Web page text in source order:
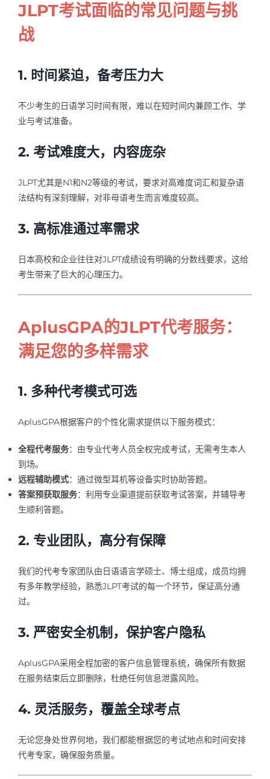
JLPT考试面临的常见问题与挑
战
1. 时间紧迫，备考压力大
不少考生的日语学习时间有限，难以在短时间内兼顾工作、学
业与考试准备。
2. 考试难度大，内容庞杂
JLPT尤其是N1和N2等级的考试，要求对高难度词汇和复杂语
法结构有深刻理解，对非母语考生而言难度较高。
3. 高标准通过率需求
日本高校和企业往往对JLPT成绩设有明确的分数线要求，这给
考生带来了巨大的心理压力。
AplusGPA的JLPT代考服务：
满足您的多样需求
1. 多种代考模式可选
AplusGPA根据客户的个性化需求提供以下服务模式：
全程代考服务：由专业代考人员全权完成考试，无需考生本人
到场。
远程辅助模式：通过微型耳机等设备实时协助答题。
答案预获取服务：利用专业渠道提前获取考试答案，并辅导考
生顺利答题。
2. 专业团队，高分有保障
我们的代考专家团队由日语语言学硕士、博士组成，成员均拥
有多年教学经验，熟悉JLPT考试的每一个环节，保证高分通
过。
3. 严密安全机制，保护客户隐私
AplusGPA采用全程加密的客户信息管理系统，确保所有数据
在服务结束后立即删除，杜绝任何信息泄露风险。
4. 灵活服务，覆盖全球考点
无论您身处世界何地，我们都能根据您的考试地点和时间安排
代考专家，确保服务质量。